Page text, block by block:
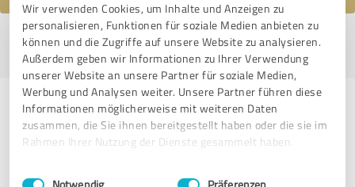
Wir verwenden Cookies, um Inhalte und Anzeigen zu
personalisieren, Funktionen für soziale Medien anbieten zu
können und die Zugriffe auf unsere Website zu analysieren.
Außerdem geben wir Informationen zu Ihrer Verwendung
unserer Website an unsere Partner für soziale Medien,
Werbung und Analysen weiter. Unsere Partner führen diese
Informationen möglicherweise mit weiteren Daten
zusammen, die Sie ihnen bereitgestellt haben oder die sie im
Rahmen Ihrer Nutzung der Dienste gesammelt haben.
Impressum Datenschutzbestimmungen
Einwilligungsauswahl
Profil aktiv seit 16.12.2020 |Letzte Aktualisierung: 22.12.2020|Profil
melden
Erfahrungen zu weiteren
Anbietern aus dem Bereich